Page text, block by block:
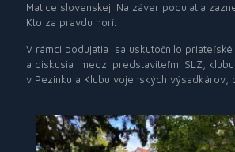
Matice slovenskej. Na záver podujatia
Kto za pravdu horí.
V rámci podujatia sa uskutočnilo
a diskusia medzi predstaviteľmi SLZ, klubu
v Pezinku a Klubu vojenských výsadkárov,